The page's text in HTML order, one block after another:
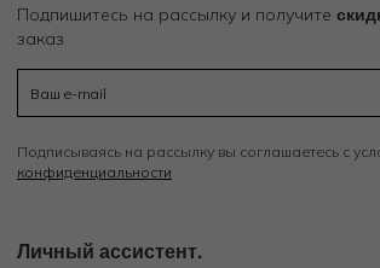
Подпишитесь на рассылку и получите
заказ
Подписываясь на рассылку вы соглашаетесь с
конфиденциальности
Личный ассистент.